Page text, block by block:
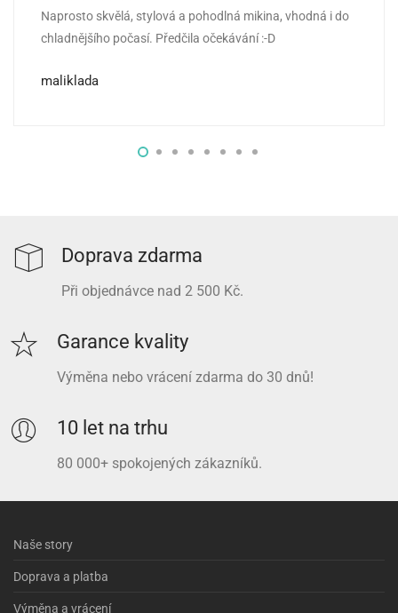
Hodnocení 5z 5
Naprosto skvělá, stylová a pohodlná mikina, vhodná i do
chladnějšího počasí. Předčila očekávání :-D
maliklada
Doprava zdarma
Při objednávce nad 2 500 Kč.
Garance kvality
Výměna nebo vrácení zdarma do 30 dnů!
10 let na trhu
80 000+ spokojených zákazníků.
Naše story
Doprava a platba
Výměna a vrácení